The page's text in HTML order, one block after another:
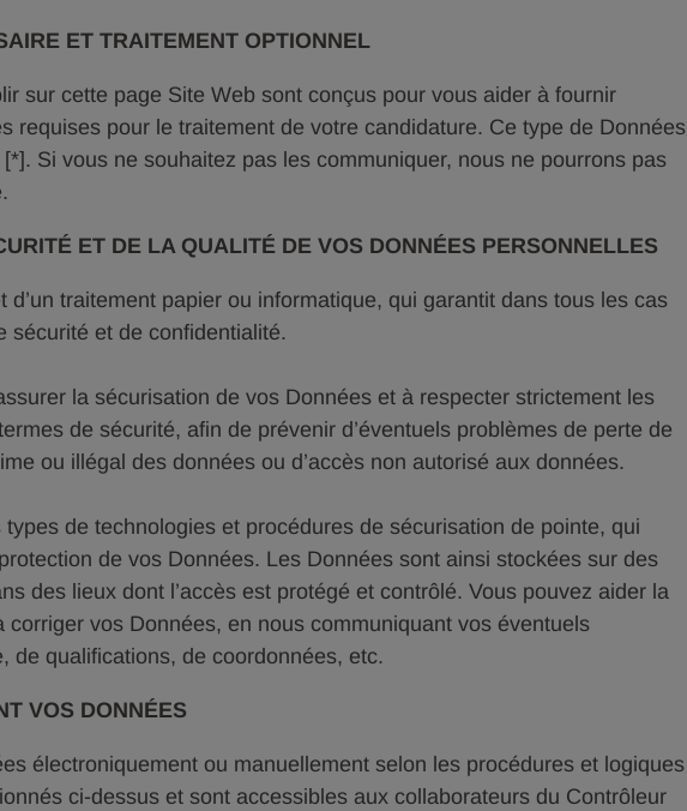
ET TRAITEMENT OPTIONNEL
sur cette page Site Web sont conçus pour vous aider à fournir
requises pour le traitement de votre candidature. Ce type de Données
[*]. Si vous ne souhaitez pas les communiquer, nous ne pourrons pas
ET DE LA QUALITÉ DE VOS DONNÉES PERSONNELLES
d’un traitement papier ou informatique, qui garantit dans tous les cas
sécurité et de confidentialité.
la sécurisation de vos Données et à respecter strictement les
de sécurité, afin de prévenir d’éventuels problèmes de perte de
ou illégal des données ou d’accès non autorisé aux données.
de technologies et procédures de sécurisation de pointe, qui
de vos Données. Les Données sont ainsi stockées sur des
des lieux dont l’accès est protégé et contrôlé. Vous pouvez aider la
corriger vos Données, en nous communiquant vos éventuels
de qualifications, de coordonnées, etc.
VOS DONNÉES
électroniquement ou manuellement selon les procédures et logiques
ci-dessus et sont accessibles aux collaborateurs du Contrôleur